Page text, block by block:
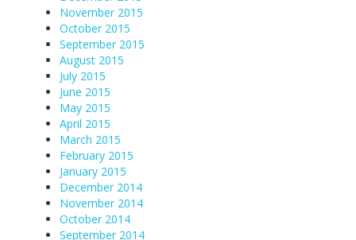
November 2015
October 2015
September 2015
August 2015
July 2015
June 2015
May 2015
April 2015
March 2015
February 2015
January 2015
December 2014
November 2014
October 2014
September 2014